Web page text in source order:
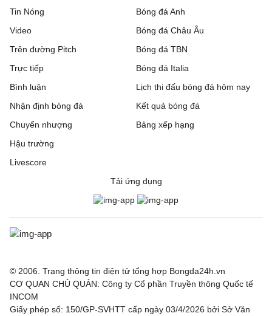
Tin Nóng
Video
Trên đường Pitch
Trực tiếp
Bóng đá Anh
Bóng đá Châu Âu
Bóng đá TBN
Bóng đá Italia
Bình luận
Nhận định bóng đá
Chuyển nhượng
Hậu trường
Livescore
Lịch thi đấu bóng đá hôm nay
Kết quả bóng đá
Bảng xếp hạng
Tải ứng dụng
© 2006. Trang thông tin điện tử tổng hợp Bongda24h.vn
CƠ QUAN CHỦ QUẢN: Công ty Cổ phần Truyền thông Quốc tế
INCOM
Giấy phép số: 150/GP-SVHTT cấp ngày 03/4/2026 bởi Sở Văn